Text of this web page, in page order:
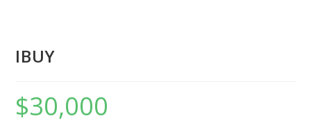
IBUY
$30,000